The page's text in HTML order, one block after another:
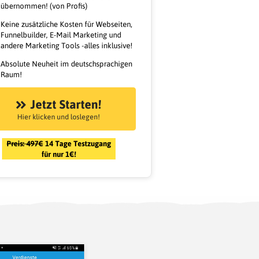
übernommen! (von Profis)
Keine zusätzliche Kosten für Webseiten,
Funnelbuilder, E-Mail Marketing und
andere Marketing Tools -alles inklusive!
Absolute Neuheit im deutschsprachigen
Raum!
Jetzt Starten!
Hier klicken und loslegen!
Preis: 497€ 14 Tage Testzugang
für nur 1€!